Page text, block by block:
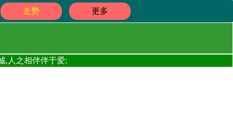
走势 更多
,人之相伴伴于爱;